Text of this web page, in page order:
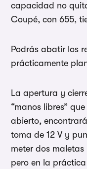
capacidad no
Coupé, con 655,
Podrás abatir los
prácticamente
La apertura y
“manos libres”
abierto,
toma de 12 V y
meter dos
pero en la